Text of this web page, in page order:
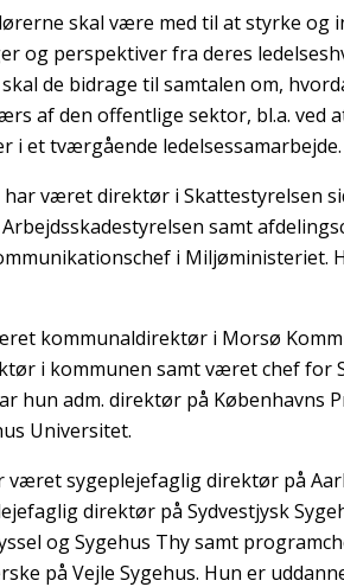
skal være med til at styrke
og perspektiver fra deres
de bidrage til samtalen om,
af den offentlige sektor, bl.a. ved
i et tværgående ledelsessamarbejde.
været direktør i Skattestyrelsen
samt
i Miljøministeriet.
kommunaldirektør i Morsø
i kommunen samt været chef for
hun adm. direktør på Københavns
Universitet.
været sygeplejefaglig direktør på
direktør på Sydvestjysk
og Sygehus Thy samt
på Vejle Sygehus. Hun er